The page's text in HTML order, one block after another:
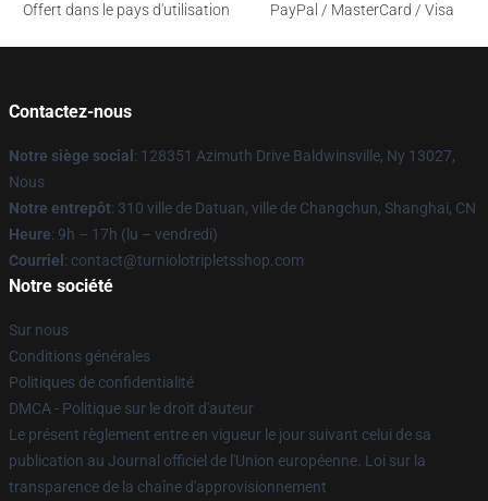
Offert dans le pays d'utilisation
PayPal / MasterCard / Visa
Contactez-nous
Notre siège social : 128351 Azimuth Drive Baldwinsville, Ny 13027,
Nous
Notre entrepôt: 310 ville de Datuan, ville de Changchun, Shanghai, CN
Heure: 9h – 17h (lu – vendredi)
Courriel : contact@turniolotripletsshop.com
Notre société
Sur nous
Conditions générales
Politiques de confidentialité
DMCA - Politique sur le droit d'auteur
Le présent règlement entre en vigueur le jour suivant celui de sa
publication au Journal officiel de l'Union européenne. Loi sur la
transparence de la chaîne d'approvisionnement